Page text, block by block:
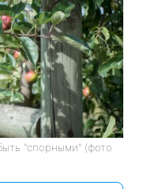
"спорными" (фото